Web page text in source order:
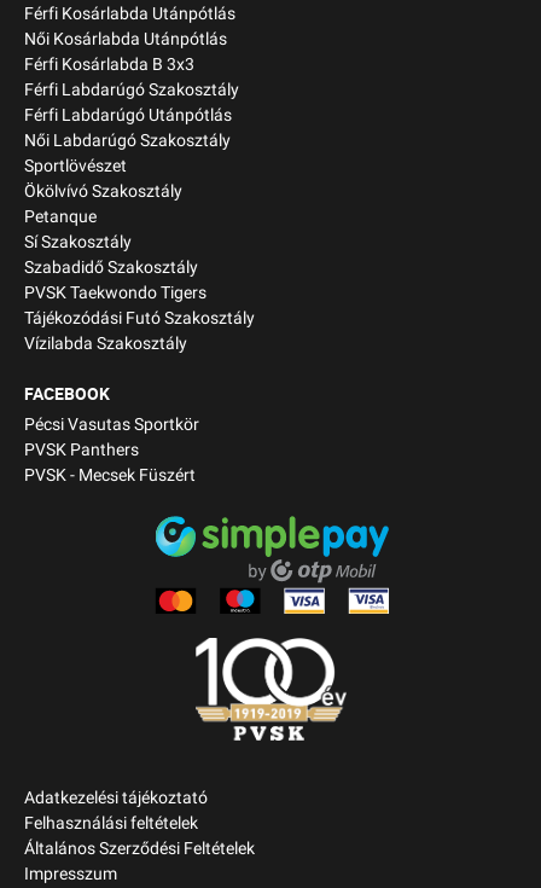
Férfi Kosárlabda Utánpótlás
Női Kosárlabda Utánpótlás
Férfi Kosárlabda B 3x3
Férfi Labdarúgó Szakosztály
Férfi Labdarúgó Utánpótlás
Női Labdarúgó Szakosztály
Sportlövészet
Ökölvívó Szakosztály
Petanque
Sí Szakosztály
Szabadidő Szakosztály
PVSK Taekwondo Tigers
Tájékozódási Futó Szakosztály
Vízilabda Szakosztály
FACEBOOK
Pécsi Vasutas Sportkör
PVSK Panthers
PVSK - Mecsek Füszért
Adatkezelési tájékoztató
Felhasználási feltételek
Általános Szerződési Feltételek
Impresszum